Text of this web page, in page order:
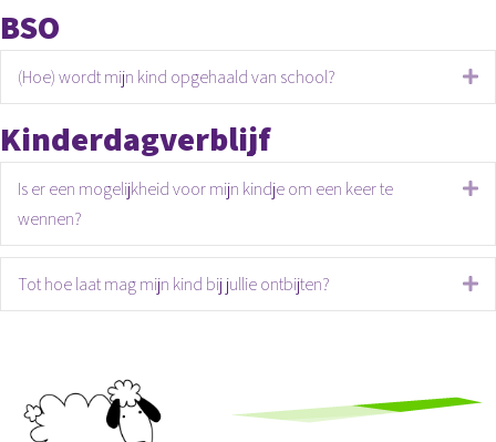
BSO
(Hoe) wordt mijn kind opgehaald van school?
Kinderdagverblijf
Is er een mogelijkheid voor mijn kindje om een keer te
wennen?
Tot hoe laat mag mijn kind bij jullie ontbijten?